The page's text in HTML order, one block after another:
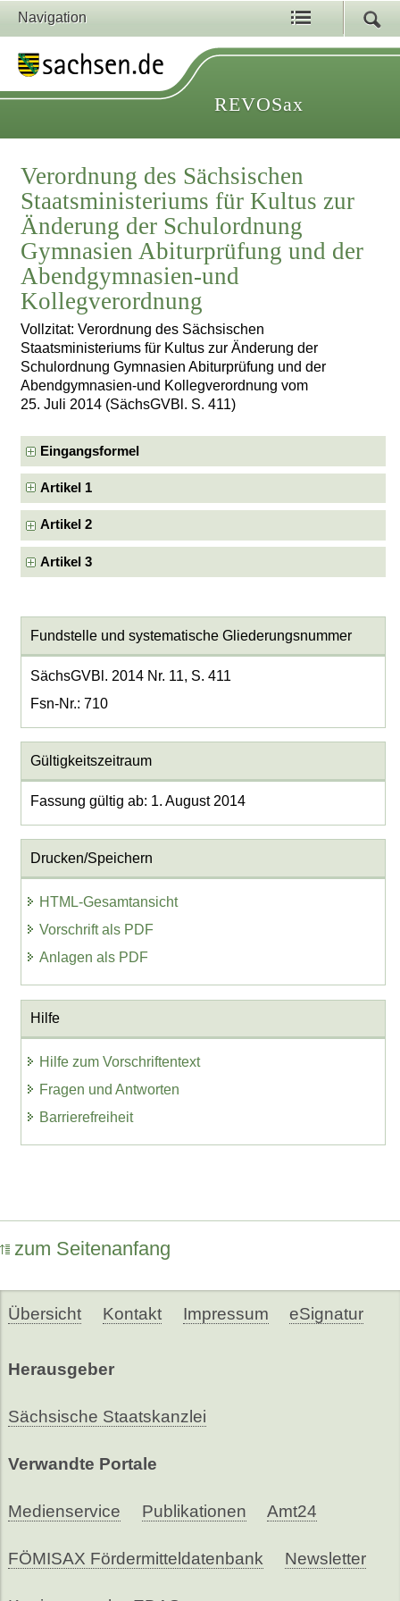
Navigation
REVOSax
Verordnung des Sächsischen
Staatsministeriums für Kultus zur
Änderung der Schulordnung
Gymnasien Abiturprüfung und der
Abendgymnasien-und
Kollegverordnung
Vollzitat: Verordnung des Sächsischen
Staatsministeriums für Kultus zur Änderung der
Schulordnung Gymnasien Abiturprüfung und der
Abendgymnasien-und Kollegverordnung vom
25. Juli 2014 (SächsGVBl. S. 411)
Eingangsformel
Artikel 1
Artikel 2
Artikel 3
Fundstelle und systematische Gliederungsnummer
SächsGVBl. 2014 Nr. 11, S. 411
Fsn-Nr.: 710
Gültigkeitszeitraum
Fassung gültig ab: 1. August 2014
Drucken/Speichern
HTML-Gesamtansicht
Vorschrift als PDF
Anlagen als PDF
Hilfe
Hilfe zum Vorschriftentext
Fragen und Antworten
Barrierefreiheit
zum Seitenanfang
Übersicht Kontakt Impressum eSignatur
Herausgeber
Sächsische Staatskanzlei
Verwandte Portale
Medienservice Publikationen Amt24
FÖMISAX Fördermitteldatenbank Newsletter